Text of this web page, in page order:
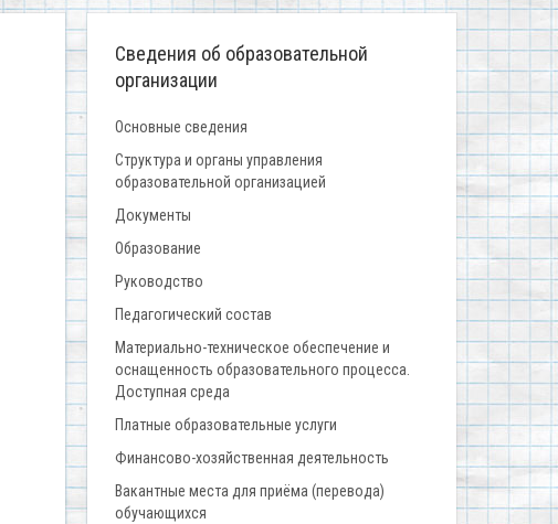
Сведения об образовательной
организации
Основные сведения
Структура и органы управления
образовательной организацией
Документы
Образование
Руководство
Педагогический состав
Материально-техническое обеспечение и
оснащенность образовательного процесса.
Доступная среда
Платные образовательные услуги
Финансово-хозяйственная деятельность
Вакантные места для приёма (перевода)
обучающихся